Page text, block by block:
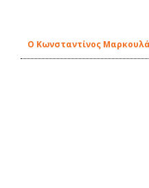
Ο Κωνσταντίνος